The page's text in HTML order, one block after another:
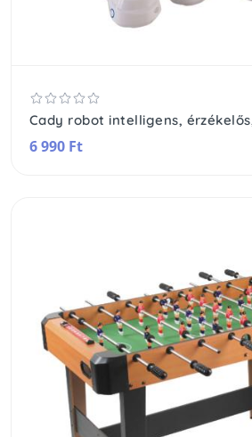
Cady robot intelligens,
6 990 Ft